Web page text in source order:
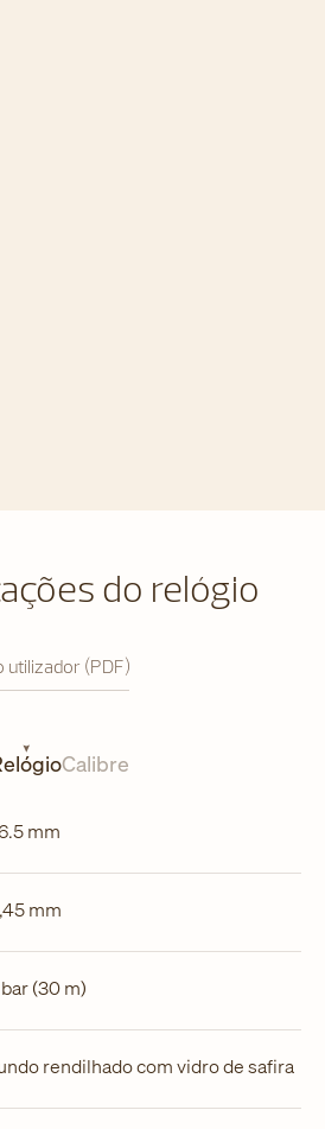
do relógio
utilizador (PDF)
Calibre
mm
mm
(30 m)
rendilhado com vidro de safira